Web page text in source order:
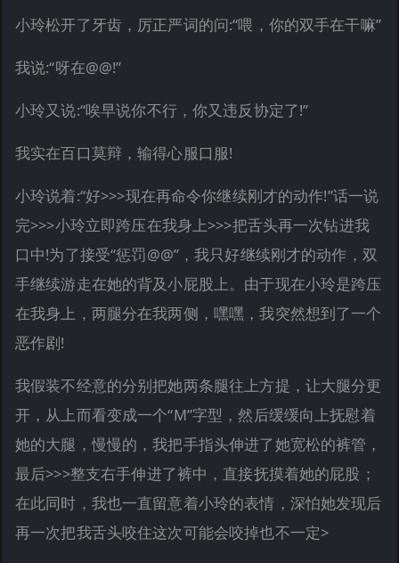
小玲松开了牙齿，厉正严词的问:“喂，你的双手在干嘛”
我说:“呀在@@!”
小玲又说:“唉早说你不行，你又违反协定了!”
我实在百口莫辩，输得心服口服!
小玲说着:“好>>>现在再命令你继续刚才的动作!”话一说
完>>>小玲立即跨压在我身上>>>把舌头再一次钻进我
口中!为了接受“惩罚@@”，我只好继续刚才的动作，双
手继续游走在她的背及小屁股上。由于现在小玲是跨压
在我身上，两腿分在我两侧，嘿嘿，我突然想到了一个
恶作剧!
我假装不经意的分别把她两条腿往上方提，让大腿分更
开，从上而看变成一个“M”字型，然后缓缓向上抚慰着
她的大腿，慢慢的，我把手指头伸进了她宽松的裤管，
最后>>>整支右手伸进了裤中，直接抚摸着她的屁股；
在此同时，我也一直留意着小玲的表情，深怕她发现后
再一次把我舌头咬住这次可能会咬掉也不一定>